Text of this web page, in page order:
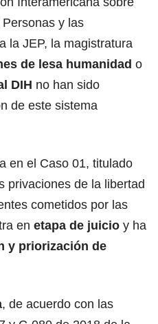
y las
la JEP, la magistratura
de lesa humanidad o
DIH no han sido
de este sistema
en el Caso 01, titulado
privaciones de la libertad
cometidos por las
en etapa de juicio y ha
y priorización de
, de acuerdo con las